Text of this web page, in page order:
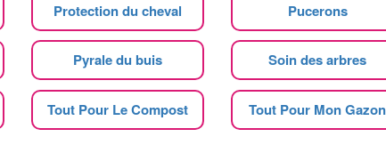
Protection du cheval Pucerons
Pyrale du buis Soin des arbres
Tout Pour Le Compost Tout Pour Mon Gazon